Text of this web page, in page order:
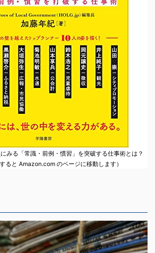
みる「常識・前例・慣習」を突破する仕事術とは？
ると Amazon.com のページに移動します）